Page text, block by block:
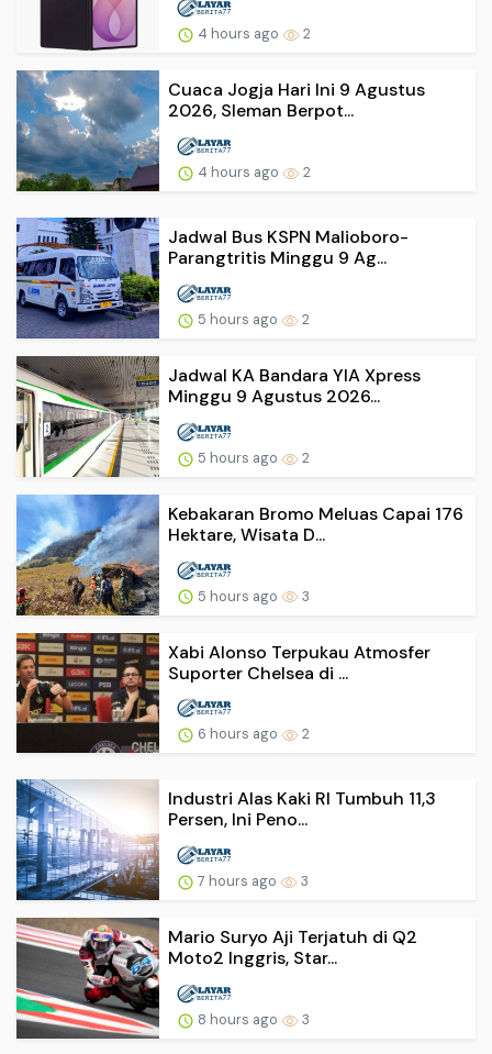
4 hours ago 2
Cuaca Jogja Hari Ini 9 Agustus
2026, Sleman Berpot...
4 hours ago 2
Jadwal Bus KSPN Malioboro-
Parangtritis Minggu 9 Ag...
5 hours ago 2
Jadwal KA Bandara YIA Xpress
Minggu 9 Agustus 2026...
5 hours ago 2
Kebakaran Bromo Meluas Capai 176
Hektare, Wisata D...
5 hours ago 3
Xabi Alonso Terpukau Atmosfer
Suporter Chelsea di ...
6 hours ago 2
Industri Alas Kaki RI Tumbuh 11,3
Persen, Ini Peno...
7 hours ago 3
Mario Suryo Aji Terjatuh di Q2
Moto2 Inggris, Star...
8 hours ago 3